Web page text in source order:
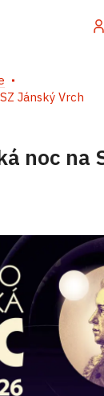
Jánský Vrch
noc na